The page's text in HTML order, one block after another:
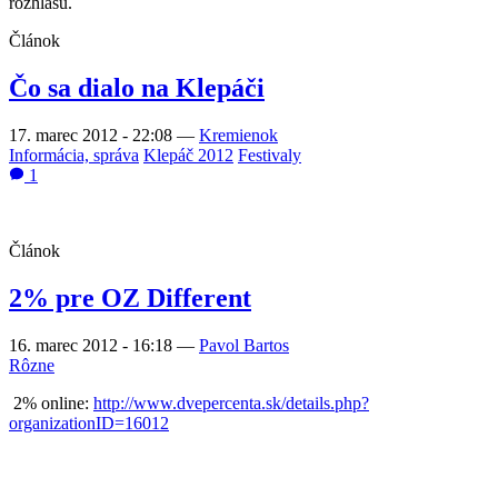
Článok
Čo sa dialo na Klepáči
17. marec 2012 - 22:08 — Kremienok
Informácia, správa Klepáč 2012 Festivaly
1
Článok
2% pre OZ Different
16. marec 2012 - 16:18 — Pavol Bartos
Rôzne
2% online: http://www.dvepercenta.sk/details.php?
organizationID=16012